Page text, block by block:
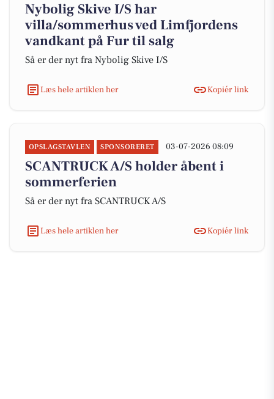
Nybolig Skive I/S har
villa/sommerhus ved Limfjordens
vandkant på Fur til salg
Så er der nyt fra Nybolig Skive I/S
Læs hele artiklen her Kopiér link
OPSLAGSTAVLEN SPONSORERET 03-07-2026 08:09
SCANTRUCK A/S holder åbent i
sommerferien
Så er der nyt fra SCANTRUCK A/S
Læs hele artiklen her Kopiér link